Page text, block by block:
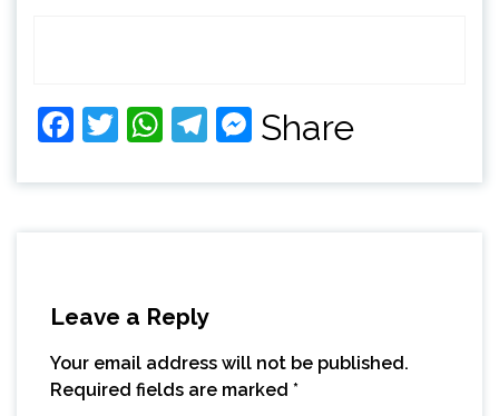
Facebook
Twitter
WhatsApp
Telegram
Messenger
Share
Leave a Reply
Your email address will not be published.
Required fields are marked *